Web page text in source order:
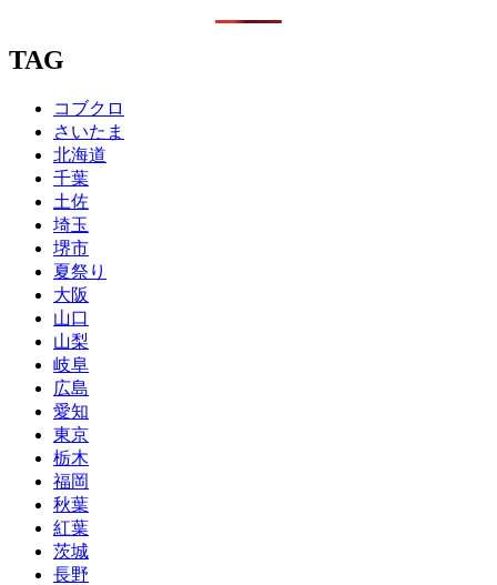
TAG
コブクロ
さいたま
北海道
千葉
土佐
埼玉
堺市
夏祭り
大阪
山口
山梨
岐阜
広島
愛知
東京
栃木
福岡
秋葉
紅葉
茨城
長野